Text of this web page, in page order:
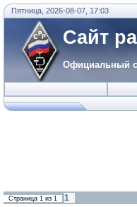
Пятница, 2026-08-07, 17:03
Сайт
Официальный
Страница 1 из 1
1